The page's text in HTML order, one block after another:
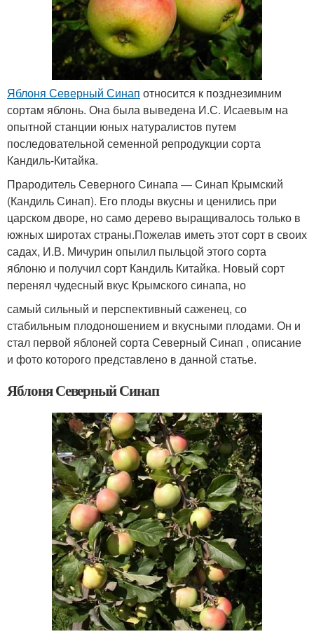
Яблоня Северный Синап относится к позднезимним
сортам яблонь. Она была выведена И.С. Исаевым на
опытной станции юных натуралистов путем
последовательной семенной репродукции сорта
Кандиль-Китайка.
Прародитель Северного Синапа — Синап Крымский
(Кандиль Синап). Его плоды вкусны и ценились при
царском дворе, но само дерево выращивалось только в
южных широтах страны.Пожелав иметь этот сорт в своих
садах, И.В. Мичурин опылил пыльцой этого сорта
яблоню и получил сорт Кандиль Китайка. Новый сорт
перенял чудесный вкус Крымского синапа, но
самый сильный и перспективный саженец, со
стабильным плодоношением и вкусными плодами. Он и
стал первой яблоней сорта Северный Синап , описание
и фото которого представлено в данной статье.
Яблоня Северный Синап